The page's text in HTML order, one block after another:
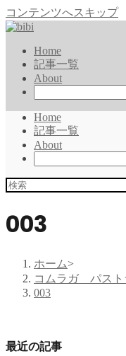
コンテンツへスキップ
Home
記事一覧
About
Home
記事一覧
About
003
ホーム>
コムラガ パスト
003
最近の記事